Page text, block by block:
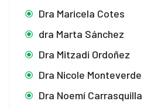
Dra Maricela Cotes
dra Marta Sánchez
Dra Mitzadi Ordoñez
Dra Nicole Monteverde
Dra Noemí Carrasquilla